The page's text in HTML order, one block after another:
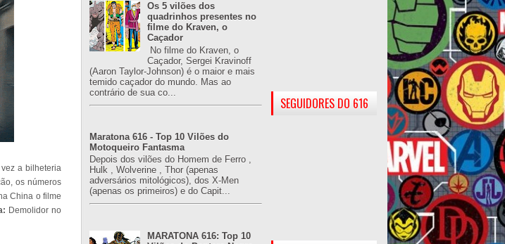
a bilheteria
os números
China o filme
Demolidor no
Os 5 vilões dos
quadrinhos presentes no
filme do Kraven, o
Caçador
No filme do Kraven, o
Caçador, Sergei Kravinoff
(Aaron Taylor-Johnson) é o maior e mais
temido caçador do mundo. Mas ao
contrário de sua co...
Maratona 616 - Top 10 Vilões do
Motoqueiro Fantasma
Depois dos vilões do Homem de Ferro ,
Hulk , Wolverine , Thor (apenas
adversários mitológicos), dos X-Men
(apenas os primeiros) e do Capit...
MARATONA 616: Top 10
SEGUIDORES DO 616